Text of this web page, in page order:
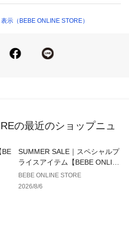
のようなデザインとジグザグの裾
を使用して着用しやすいです。
エッジのきいたデザイン。
ルエット。
ール）
示（BEBE ONLINE STORE）
の最近のショップニュ
BE
SUMMER SALE｜スペシャルプ
ライスアイテム【BEBE ONLIN
E STORE】
BEBE ONLINE STORE
2026/8/6